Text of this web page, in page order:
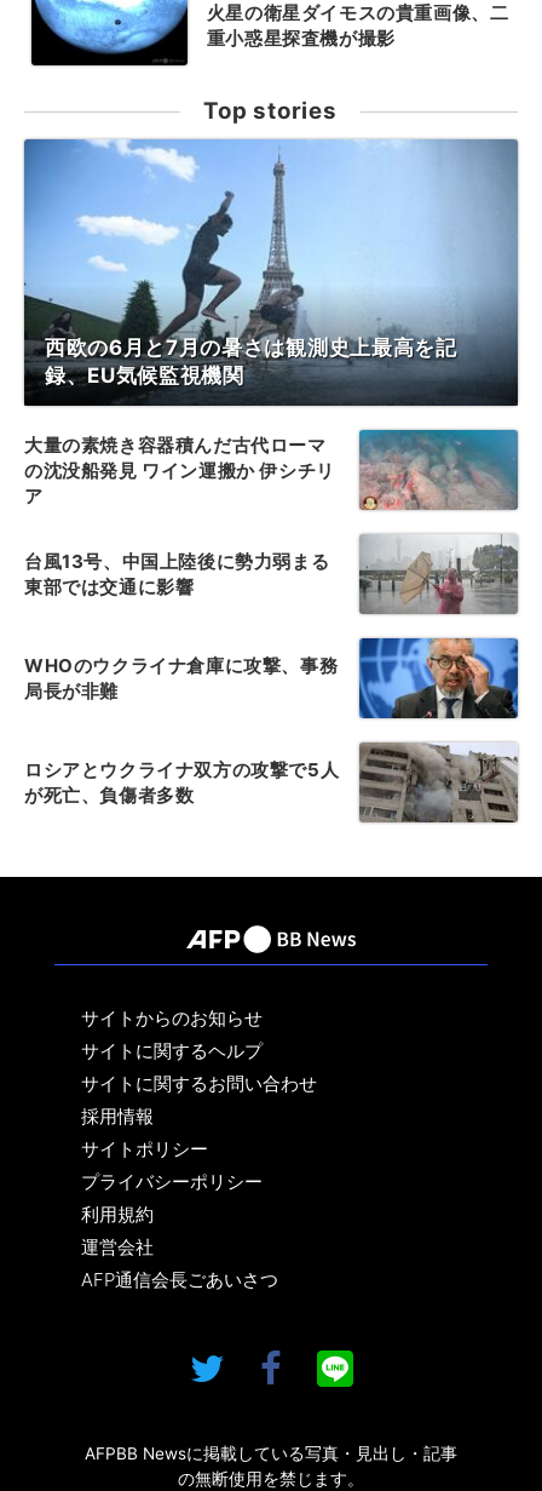
火星の衛星ダイモスの貴重画像、二
重小惑星探査機が撮影
Top stories
西欧の6月と7月の暑さは観測史上最高を記
録、EU気候監視機関
大量の素焼き容器積んだ古代ローマ
の沈没船発見 ワイン運搬か 伊シチリ
ア
台風13号、中国上陸後に勢力弱まる
東部では交通に影響
WHOのウクライナ倉庫に攻撃、事務
局長が非難
ロシアとウクライナ双方の攻撃で5人
が死亡、負傷者多数
サイトからのお知らせ
サイトに関するヘルプ
サイトに関するお問い合わせ
採用情報
サイトポリシー
プライバシーポリシー
利用規約
運営会社
AFP通信会長ごあいさつ
AFPBB Newsに掲載している写真・見出し・記事
の無断使用を禁じます。